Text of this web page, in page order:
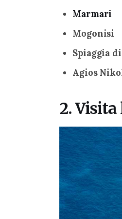
Marmari
Mogonisi
Spiaggia
Agios
2. Visita